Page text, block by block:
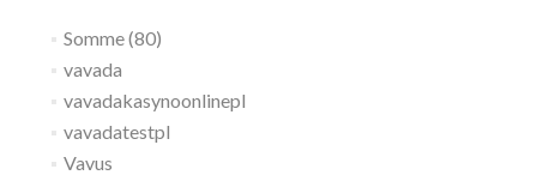
Somme (80)
vavada
vavadakasynoonlinepl
vavadatestpl
Vavus